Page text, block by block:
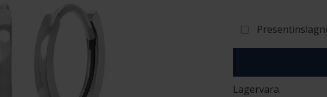
Lagervara.